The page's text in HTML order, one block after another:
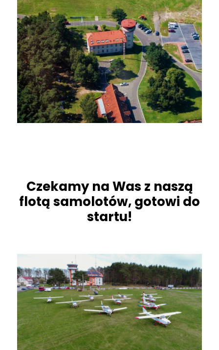
Czekamy na Was z naszą
flotą samolotów, gotowi do
startu!